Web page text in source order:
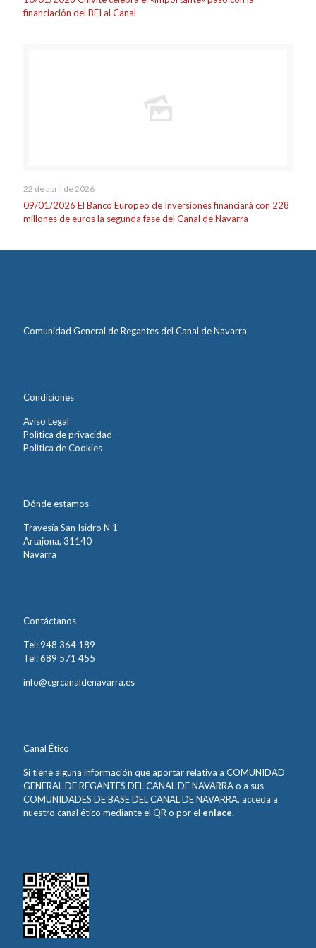
financiación del BEI al Canal
22 de abril de 2026
09/01/2026 El Banco Europeo de Inversiones financiará con 228
millones de euros la segunda fase del Canal de Navarra
Comunidad General de Regantes del Canal de Navarra
Condiciones
Aviso Legal
Polìtica de privacidad
Polìtica de Cookies
Dónde estamos
Travesía San Isidro N 1
Artajona, 31140
Navarra
Contáctanos
Tel: 948 364 189
Tel: 689 571 455
info@cgrcanaldenavarra.es
Canal Ético
Si tiene alguna información que aportar relativa a COMUNIDAD
GENERAL DE REGANTES DEL CANAL DE NAVARRA o a sus
COMUNIDADES DE BASE DEL CANAL DE NAVARRA, acceda a
nuestro canal ético mediante el QR o por el enlace.